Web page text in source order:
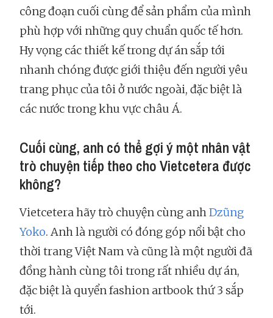
công đoạn cuối cùng để sản phẩm của mình
phù hợp với những quy chuẩn quốc tế hơn.
Hy vọng các thiết kế trong dự án sắp tới
nhanh chóng được giới thiệu đến người yêu
trang phục của tôi ở nước ngoài, đặc biệt là
các nước trong khu vực châu Á.
Cuối cùng, anh có thể gợi ý một nhân vật
trò chuyện tiếp theo cho Vietcetera được
không?
Vietcetera hãy trò chuyện cùng anhDzũng
Yoko. Anh là người có đóng góp nổi bật cho
thời trang Việt Nam và cũng là một người đã
đồng hành cùng tôi trong rất nhiều dự án,
đặc biệt là quyển fashion artbook thứ 3 sắp
tới.